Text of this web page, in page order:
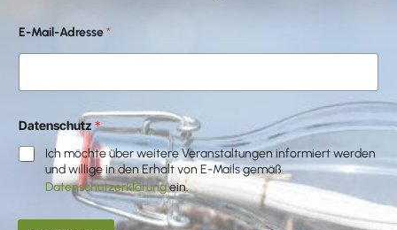
-
l
A
E-Mail-Adresse*
Datenschutz *
Ich möchte über weitere Veranstaltungen informiert werden
und willige in den Erhalt von E-Mails gemäß
Datenschutzerklärungein.